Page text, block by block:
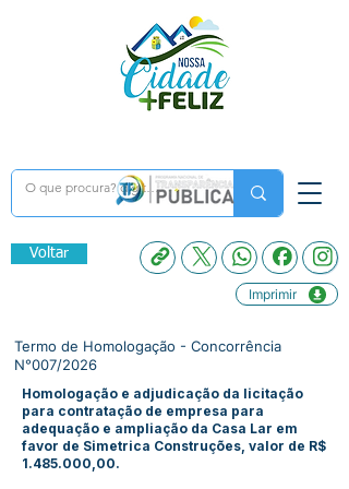
Voltar
Imprimir
Termo de Homologação - Concorrência
N°007/2026
Homologação e adjudicação da licitação
para contratação de empresa para
adequação e ampliação da Casa Lar em
favor de Simetrica Construções, valor de R$
1.485.000,00.